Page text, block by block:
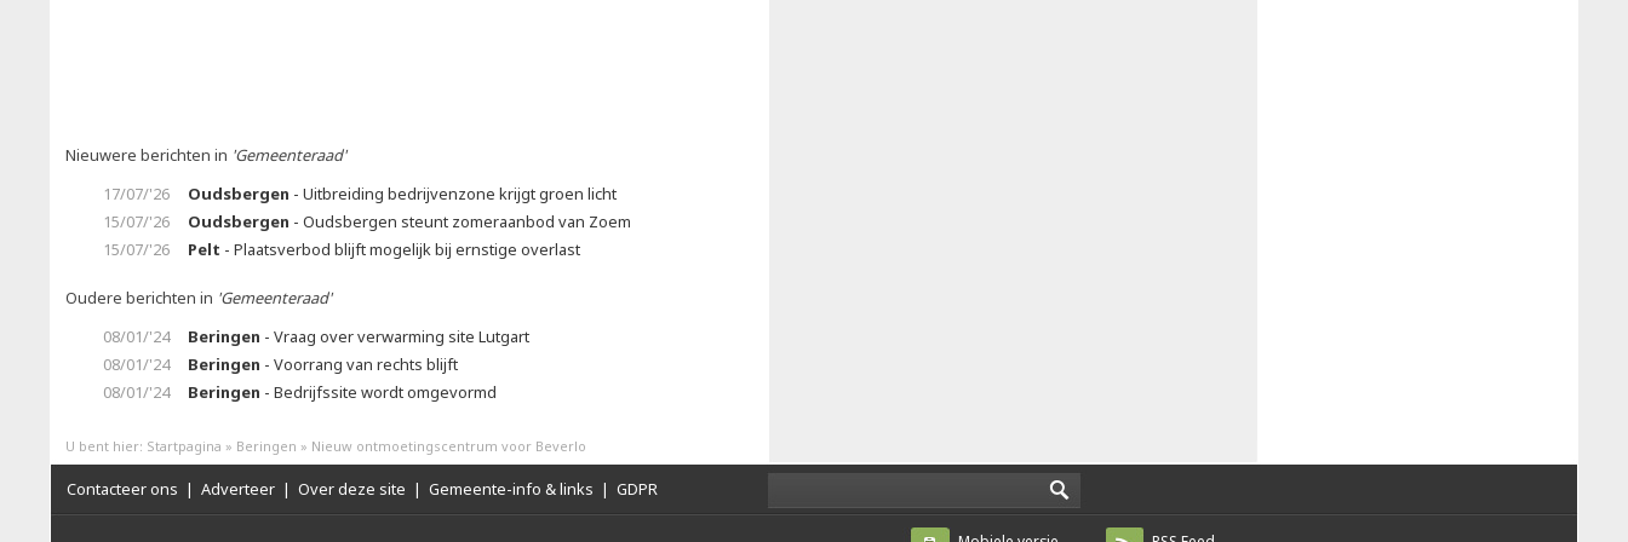
Nieuwere berichten in 'Gemeenteraad'
17/07/'26
Oudsbergen - Uitbreiding bedrijvenzone krijgt groen licht
15/07/'26
Oudsbergen - Oudsbergen steunt zomeraanbod van Zoem
15/07/'26
Pelt - Plaatsverbod blijft mogelijk bij ernstige overlast
Oudere berichten in 'Gemeenteraad'
08/01/'24
Beringen - Vraag over verwarming site Lutgart
08/01/'24
Beringen - Voorrang van rechts blijft
08/01/'24
Beringen - Bedrijfssite wordt omgevormd
U bent hier: Startpagina » Beringen » Nieuw ontmoetingscentrum voor Beverlo
Contacteer ons | Adverteer | Over deze site | Gemeente-info & links | GDPR